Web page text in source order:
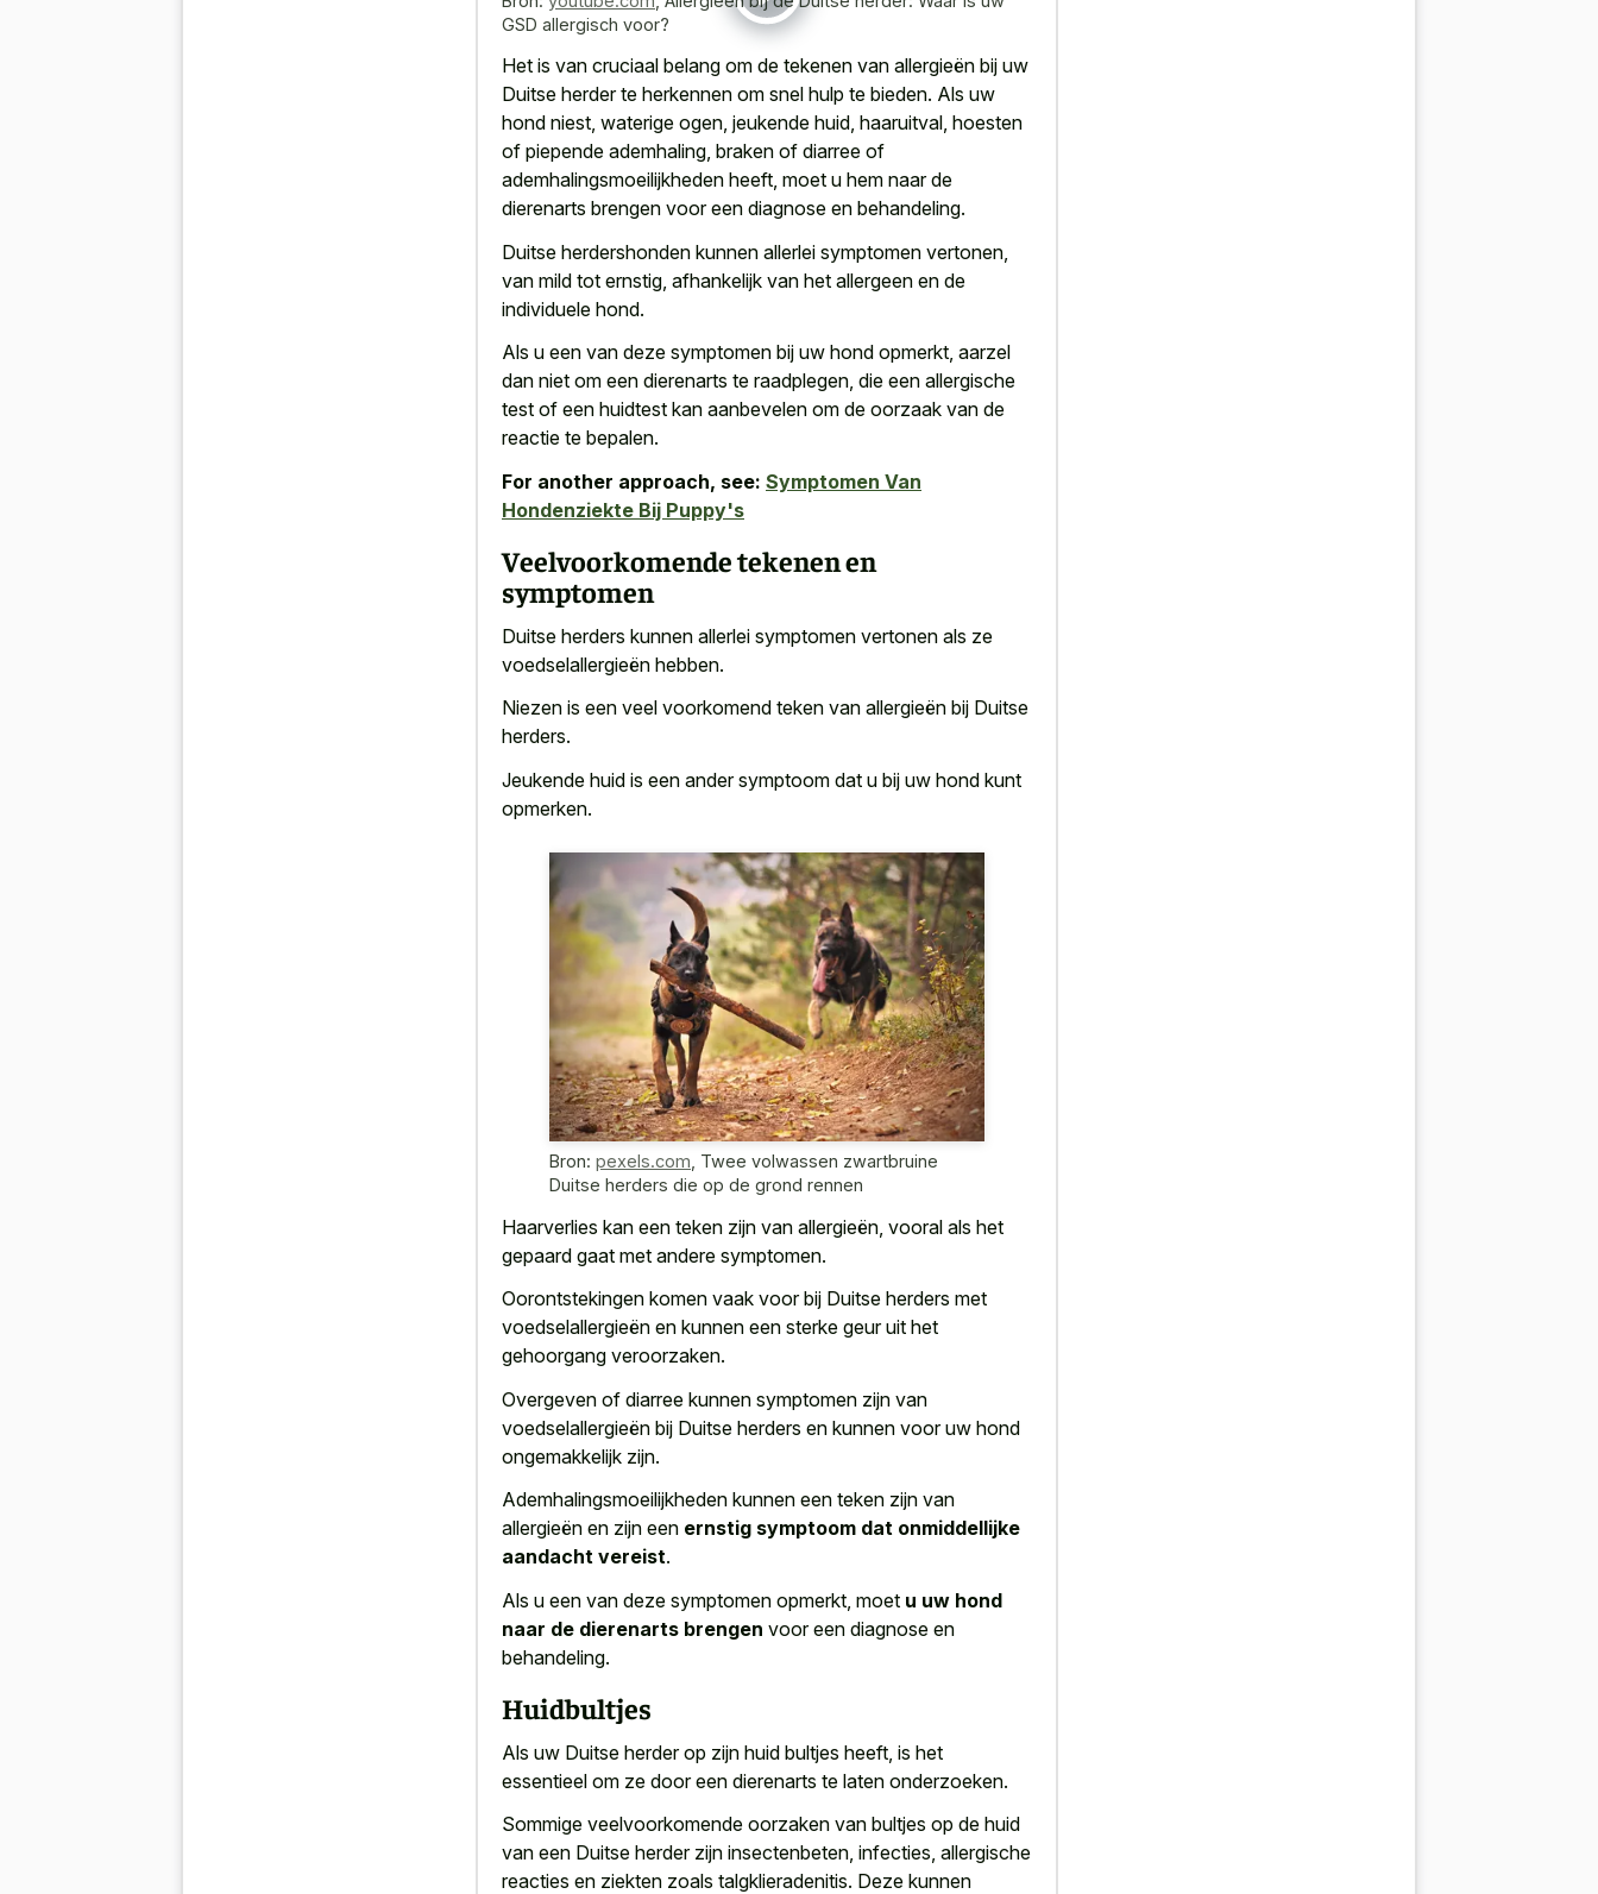
GSD allergisch voor?
Het is van cruciaal belang om de tekenen van allergieën bij uw
Duitse herder te herkennen om snel hulp te bieden. Als uw
hond niest, waterige ogen, jeukende huid, haaruitval, hoesten
of piepende ademhaling, braken of diarree of
ademhalingsmoeilijkheden heeft, moet u hem naar de
dierenarts brengen voor een diagnose en behandeling.
Duitse herdershonden kunnen allerlei symptomen vertonen,
van mild tot ernstig, afhankelijk van het allergeen en de
individuele hond.
Als u een van deze symptomen bij uw hond opmerkt, aarzel
dan niet om een dierenarts te raadplegen, die een allergische
test of een huidtest kan aanbevelen om de oorzaak van de
reactie te bepalen.
For another approach, see: Symptomen Van
Hondenziekte Bij Puppy's
Veelvoorkomende tekenen en
symptomen
Duitse herders kunnen allerlei symptomen vertonen als ze
voedselallergieën hebben.
Niezen is een veel voorkomend teken van allergieën bij Duitse
herders.
Jeukende huid is een ander symptoom dat u bij uw hond kunt
opmerken.
Bron: pexels.com, Twee volwassen zwartbruine
Duitse herders die op de grond rennen
Haarverlies kan een teken zijn van allergieën, vooral als het
gepaard gaat met andere symptomen.
Oorontstekingen komen vaak voor bij Duitse herders met
voedselallergieën en kunnen een sterke geur uit het
gehoorgang veroorzaken.
Overgeven of diarree kunnen symptomen zijn van
voedselallergieën bij Duitse herders en kunnen voor uw hond
ongemakkelijk zijn.
Ademhalingsmoeilijkheden kunnen een teken zijn van
allergieën en zijn een ernstig symptoom dat onmiddellijke
aandacht vereist.
Als u een van deze symptomen opmerkt, moet u uw hond
naar de dierenarts brengen voor een diagnose en
behandeling.
Huidbultjes
Als uw Duitse herder op zijn huid bultjes heeft, is het
essentieel om ze door een dierenarts te laten onderzoeken.
Sommige veelvoorkomende oorzaken van bultjes op de huid
van een Duitse herder zijn insectenbeten, infecties, allergische
reacties en ziekten zoals talgklieradenitis. Deze kunnen